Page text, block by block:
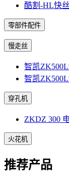
酷割-HL快
零部件配件
慢走丝
智凯
智凯
穿孔机
ZKDZ 300
火花机
推荐产品